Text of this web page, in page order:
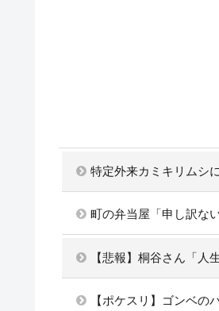
特定外来カミキリムシ
町の弁当屋「申し訳な
【悲報】桐谷さん「人
【ポケスリ】ゴンベの